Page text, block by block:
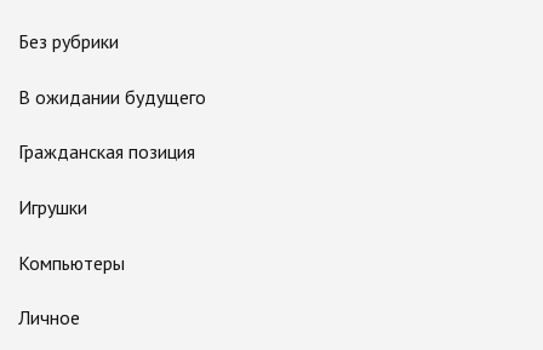
Без рубрики
В ожидании будущего
Гражданская позиция
Игрушки
Компьютеры
Личное